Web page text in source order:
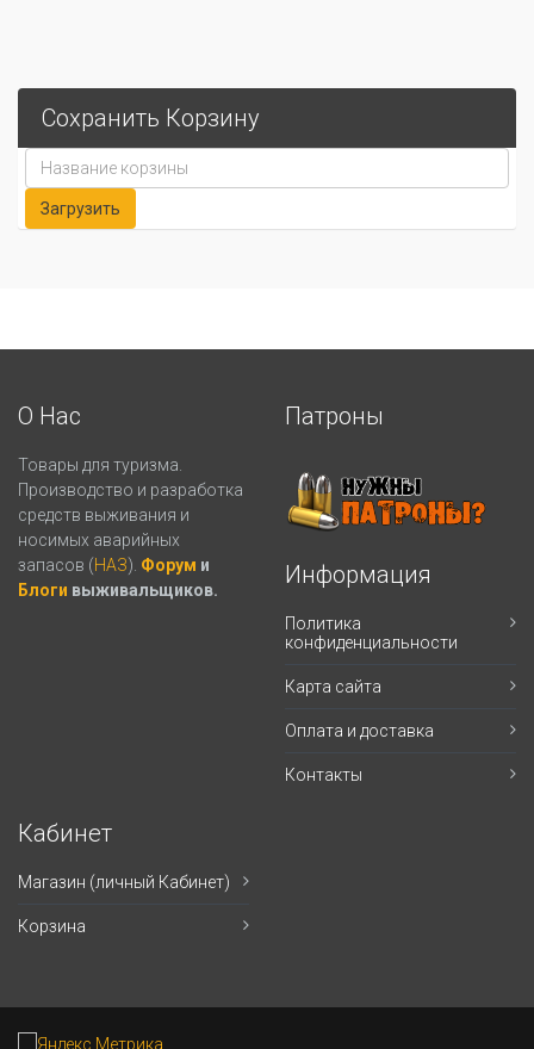
Сохранить Корзину
О Нас
Товары для туризма.
Производство и разработка
средств выживания и
носимых аварийных
запасов (НАЗ). Форум и
Блоги выживальщиков.
Патроны
Информация
Политика
конфиденциальности
Карта сайта
Оплата и доставка
Контакты
Кабинет
Магазин (личный Кабинет)
Корзина